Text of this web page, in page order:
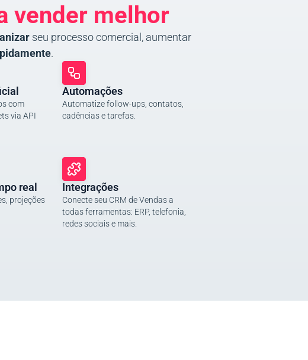
vender melhor
seu processo comercial, aumentar
.
com
via API
Automações
Automatize follow-ups, contatos,
cadências e tarefas.
real
projeções
Integrações
Conecte seu CRM de Vendas a
todas ferramentas: ERP, telefonia,
redes sociais e mais.